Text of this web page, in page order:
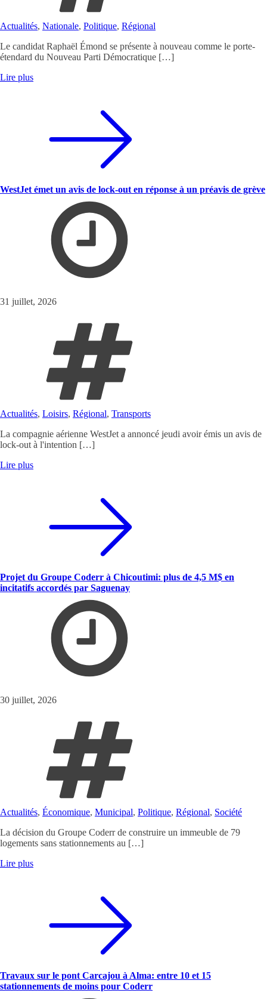
Actualités, Nationale, Politique, Régional
Le candidat Raphaël Émond se présente à nouveau comme le porte-
étendard du Nouveau Parti Démocratique […]
Lire plus
WestJet émet un avis de lock-out en réponse à un préavis de grève
31 juillet, 2026
Actualités, Loisirs, Régional, Transports
La compagnie aérienne WestJet a annoncé jeudi avoir émis un avis de
lock-out à l'intention […]
Lire plus
Projet du Groupe Coderr à Chicoutimi: plus de 4,5 M$ en
incitatifs accordés par Saguenay
30 juillet, 2026
Actualités, Économique, Municipal, Politique, Régional, Société
La décision du Groupe Coderr de construire un immeuble de 79
logements sans stationnements au […]
Lire plus
Travaux sur le pont Carcajou à Alma: entre 10 et 15
stationnements de moins pour Coderr